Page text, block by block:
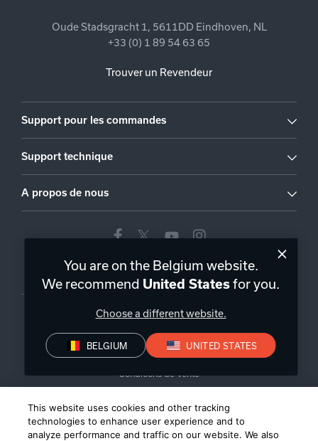
Oude Stadsgracht 1, 5611DD Eindhoven, NL
+33 (0) 1 89 54 63 65
Trouver un Revendeur
Support pour les commandes
Support technique
A propos de nous
Belgique|FR
Politique de confidentialité
Déclaration de conformité
Conditions de Vente
© 2026 Harman International Industries, Incorporated. All rights
reserved.
You are on the Belgium website.
We recommend United Statesfor you.
Choose a different website.
BELGIUM UNITED STATES
This website uses cookies and other tracking
technologies to enhance user experience and to
analyze performance and traffic on our website. We also